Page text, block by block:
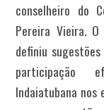
conselheiro do
Pereira Vieira.
definiu
participação
Indaiatubana nos